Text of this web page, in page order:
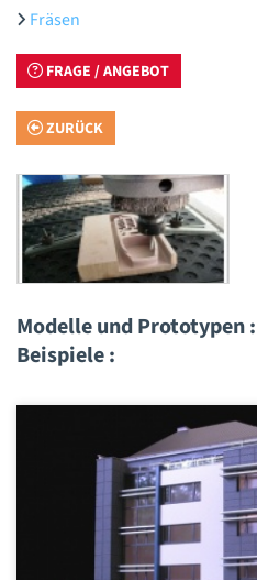
Fräsen
FRAGE / ANGEBOT
ZURÜCK
Modelle und Prototypen
Beispiele :